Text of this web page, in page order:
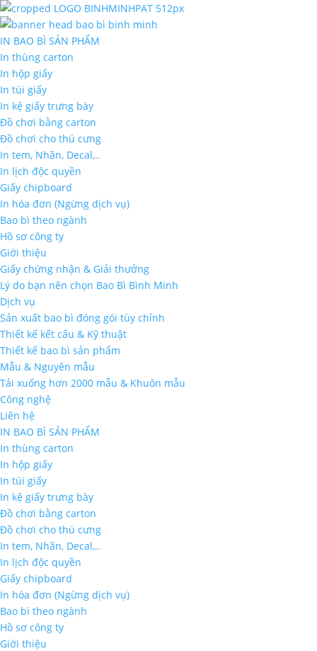
IN BAO BÌ SẢN PHẨM
In thùng carton
In hộp giấy
In túi giấy
In kệ giấy trưng bày
Đồ chơi bằng carton
Đồ chơi cho thú cưng
In tem, Nhãn, Decal,..
In lịch độc quyền
Giấy chipboard
In hóa đơn (Ngừng dịch vụ)
Bao bì theo ngành
Hồ sơ công ty
Giới thiệu
Giấy chứng nhận & Giải thưởng
Lý do bạn nên chọn Bao Bì Bình Minh
Dịch vụ
Sản xuất bao bì đóng gói tùy chỉnh
Thiết kế kết cấu & Kỹ thuật
Thiết kế bao bì sản phẩm
Mẫu & Nguyên mẫu
Tải xuống hơn 2000 mẫu & Khuôn mẫu
Công nghệ
Liên hệ
IN BAO BÌ SẢN PHẨM
In thùng carton
In hộp giấy
In túi giấy
In kệ giấy trưng bày
Đồ chơi bằng carton
Đồ chơi cho thú cưng
In tem, Nhãn, Decal,..
In lịch độc quyền
Giấy chipboard
In hóa đơn (Ngừng dịch vụ)
Bao bì theo ngành
Hồ sơ công ty
Giới thiệu